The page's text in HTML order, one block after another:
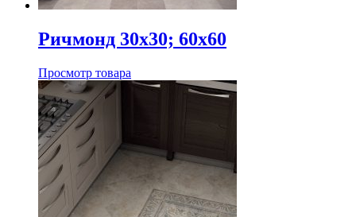
Ричмонд 30х30; 60х60
Просмотр товара